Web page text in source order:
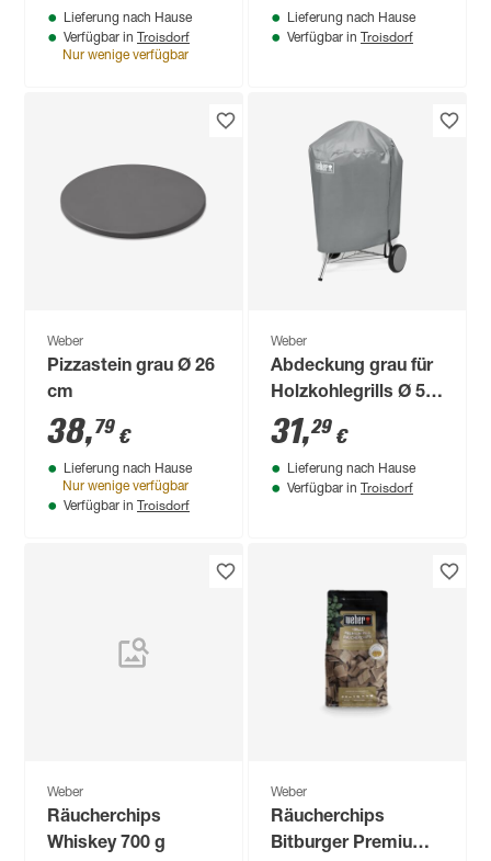
Lieferung nach Hause
Verfügbar in Troisdorf
Nur wenige verfügbar
Lieferung nach Hause
Verfügbar in Troisdorf
Weber
Pizzastein grau Ø 26
cm
38,79 €
Lieferung nach Hause
Nur wenige verfügbar
Verfügbar in Troisdorf
Weber
Abdeckung grau für
Holzkohlegrills Ø 57
cm
31,29 €
Lieferung nach Hause
Verfügbar in Troisdorf
Weber
Räucherchips
Whiskey 700 g
Weber
Räucherchips
Bitburger Premium